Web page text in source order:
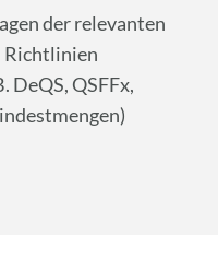
der relevanten
Richtlinien ­
DeQS, QSFFx,